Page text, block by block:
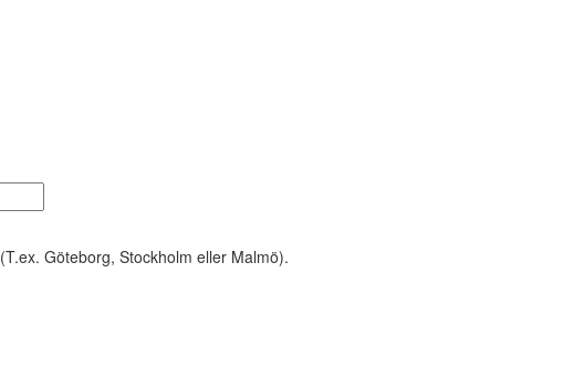
(T.ex. Göteborg, Stockholm eller Malmö).